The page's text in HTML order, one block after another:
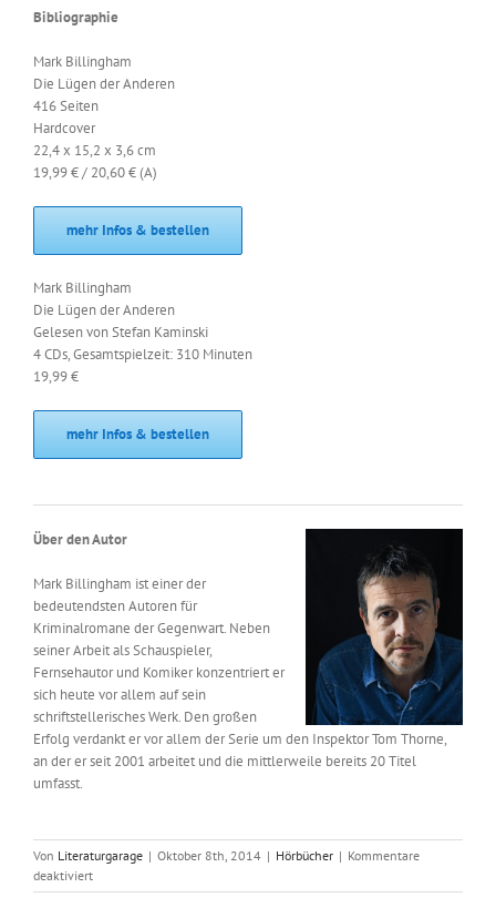
Bibliographie
Mark Billingham
Die Lügen der Anderen
416 Seiten
Hardcover
22,4 x 15,2 x 3,6 cm
19,99 € / 20,60 € (A)
mehr Infos & bestellen
Mark Billingham
Die Lügen der Anderen
Gelesen von Stefan Kaminski
4 CDs, Gesamtspielzeit: 310 Minuten
19,99 €
mehr Infos & bestellen
Über den Autor
Mark Billingham ist einer der
bedeutendsten Autoren für
Kriminalromane der Gegenwart. Neben
seiner Arbeit als Schauspieler,
Fernsehautor und Komiker konzentriert er
sich heute vor allem auf sein
schriftstellerisches Werk. Den großen
Erfolg verdankt er vor allem der Serie um den Inspektor Tom Thorne,
an der er seit 2001 arbeitet und die mittlerweile bereits 20 Titel
umfasst.
Von Literaturgarage | Oktober 8th, 2014 | Hörbücher | Kommentare
deaktiviertfür
Mark